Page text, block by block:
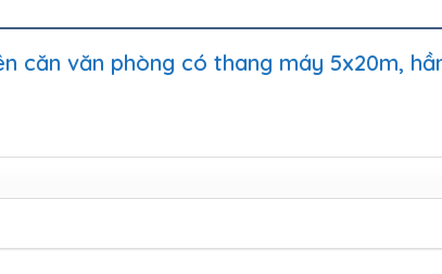
căn văn phòng có thang máy 5x20m,